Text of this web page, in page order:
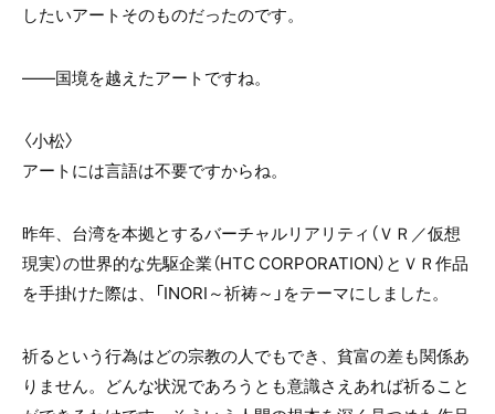
したいアートそのものだったのです。
――国境を越えたアートですね。
〈小松〉
アートには言語は不要ですからね。
昨年、台湾を本拠とするバーチャルリアリティ（ＶＲ／仮想
現実）の世界的な先駆企業（HTC CORPORATION）とＶＲ作品
を手掛けた際は、「INORI～祈祷～」をテーマにしました。
祈るという行為はどの宗教の人でもでき、貧富の差も関係あ
りません。どんな状況であろうとも意識さえあれば祈ること